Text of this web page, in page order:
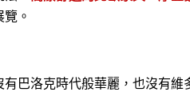
。
巴洛克時代般華麗，也沒有維